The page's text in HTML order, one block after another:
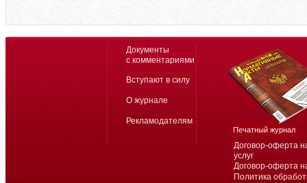
Договор-оферта
услуг
Договор-оферта
Политика
Документы
с комментариями
Вступают в силу
О журнале
Рекламодателям
Печатный журнал